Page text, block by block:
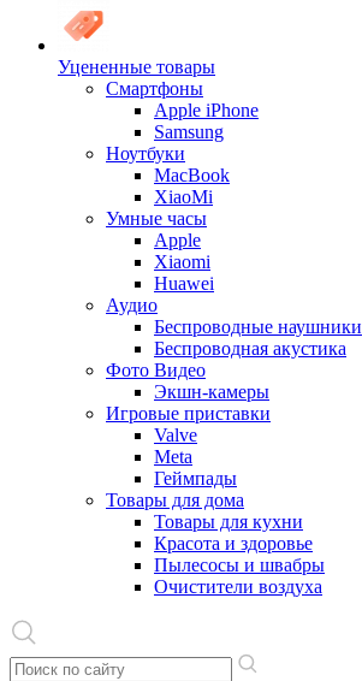
Уцененные товары
Cмартфоны
Apple iPhone
Samsung
Ноутбуки
MacBook
XiaoMi
Умные часы
Apple
Xiaomi
Huawei
Аудио
Беспроводные наушники
Беспроводная акустика
Фото Видео
Экшн-камеры
Игровые приставки
Valve
Meta
Геймпады
Товары для дома
Товары для кухни
Красота и здоровье
Пылесосы и швабры
Очистители воздуха